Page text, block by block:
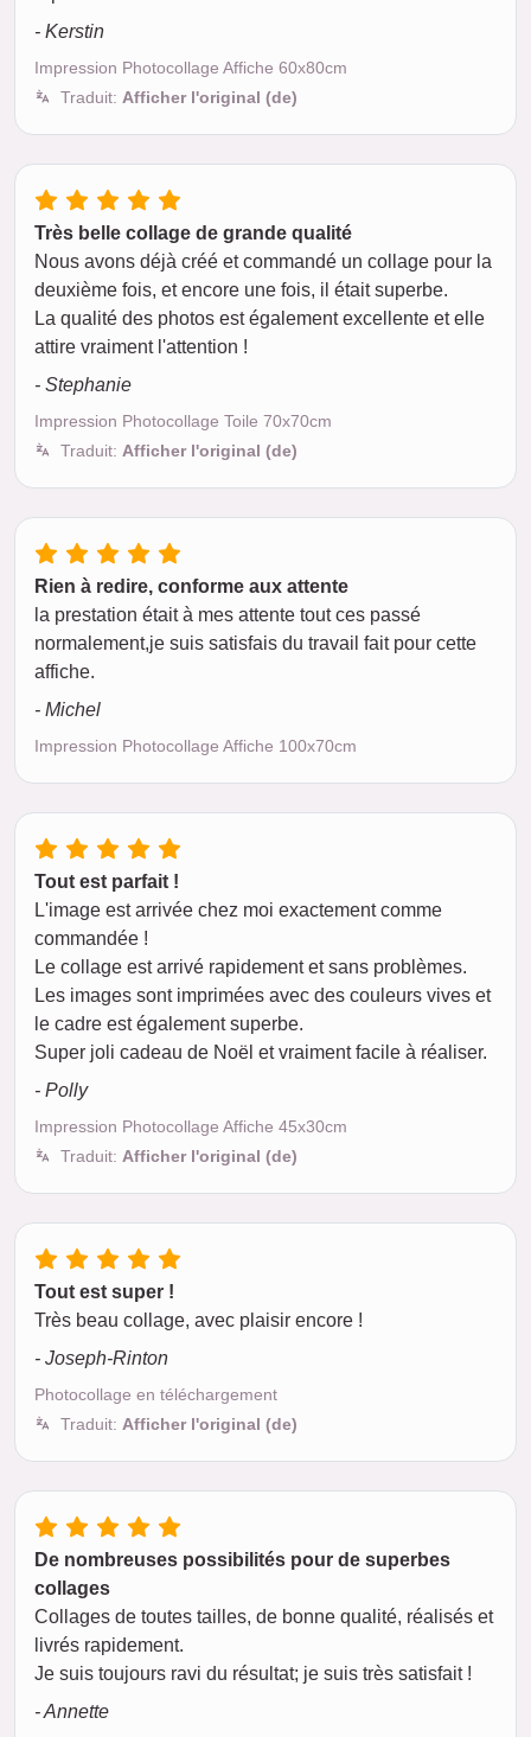
- Kerstin
Impression Photocollage Affiche 60x80cm
Traduit: Afficher l'original (de)
Très belle collage de grande qualité
Nous avons déjà créé et commandé un collage pour la
deuxième fois, et encore une fois, il était superbe.
La qualité des photos est également excellente et elle
attire vraiment l'attention !
- Stephanie
Impression Photocollage Toile 70x70cm
Traduit: Afficher l'original (de)
Rien à redire, conforme aux attente
la prestation était à mes attente tout ces passé
normalement,je suis satisfais du travail fait pour cette
affiche.
- Michel
Impression Photocollage Affiche 100x70cm
Tout est parfait !
L'image est arrivée chez moi exactement comme
commandée !
Le collage est arrivé rapidement et sans problèmes.
Les images sont imprimées avec des couleurs vives et
le cadre est également superbe.
Super joli cadeau de Noël et vraiment facile à réaliser.
- Polly
Impression Photocollage Affiche 45x30cm
Traduit: Afficher l'original (de)
Tout est super !
Très beau collage, avec plaisir encore !
- Joseph-Rinton
Photocollage en téléchargement
Traduit: Afficher l'original (de)
De nombreuses possibilités pour de superbes
collages
Collages de toutes tailles, de bonne qualité, réalisés et
livrés rapidement.
Je suis toujours ravi du résultat; je suis très satisfait !
- Annette